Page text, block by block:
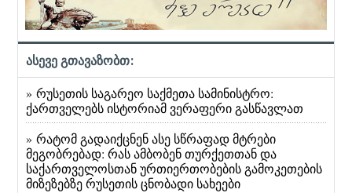
ასევე გთავაზობთ:
» რუსეთის საგარეო საქმეთა სამინისტრო:
ქართველებს ისტორიამ ვერაფერი გასწავლათ
» რატომ გადაიქცნენ ასე სწრაფად მტრები
მეგობრებად: რას ამბობენ თურქეთთან და
საქართველოსთან ურთიერთობების გამოკეთების
მიზეზებზე რუსეთის ცნობადი სახეები